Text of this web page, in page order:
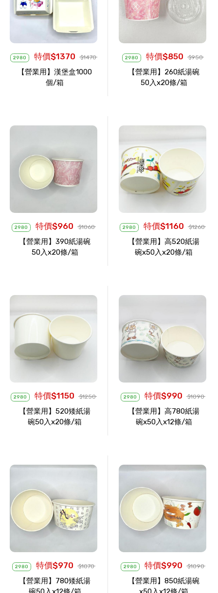
2980 特價$1370 $1470
【營業用】漢堡盒1000
個/箱
2980 特價$850 $950
【營業用】260紙湯碗
50入x20條/箱
2980 特價$960 $1060
【營業用】390紙湯碗
50入x20條/箱
2980 特價$1160 $1260
【營業用】高520紙湯
碗x50入x20條/箱
2980 特價$1150 $1250
【營業用】520矮紙湯
碗50入x20條/箱
2980 特價$990 $1090
【營業用】高780紙湯
碗x50入x12條/箱
2980 特價$970 $1070
【營業用】780矮紙湯
2980 特價$990 $1090
【營業用】850紙湯碗